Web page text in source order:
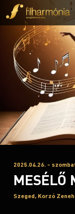
2025.04.26. -
MESÉLŐ
Szeged, Korzó